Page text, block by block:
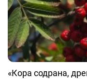
«Кора содрана,